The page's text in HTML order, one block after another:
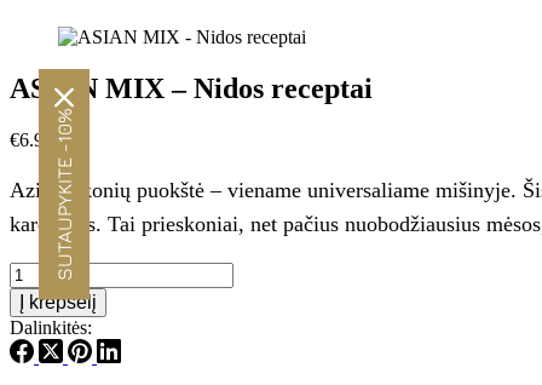
ASIAN MIX – Nidos receptai
€6.90
Azijos skonių puokštė – viename universaliame mišinyje.
karčiomis. Tai prieskoniai, net pačius nuobodžiausius
produkto
kiekis:
ASIAN
MIX
-
Į krepšelį
Dalinkitės:
SUTAUPYKITE -10%